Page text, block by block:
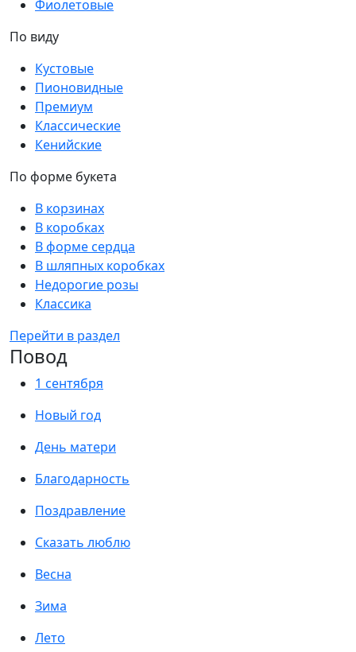
Фиолетовые
По виду
Кустовые
Пионовидные
Премиум
Классические
Кенийские
По форме букета
В корзинах
В коробках
В форме сердца
В шляпных коробках
Недорогие розы
Классика
Перейти в раздел
Повод
1 сентября
Новый год
День матери
Благодарность
Поздравление
Сказать люблю
Весна
Зима
Лето